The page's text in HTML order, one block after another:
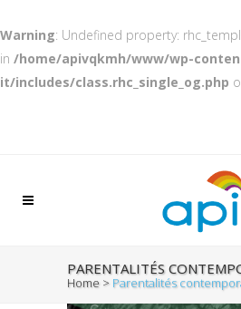
Warning: Undefined property:
in /home/apivqkmh/www/wp-
it/includes/class.rhc_single_og.php
PARENTALITÉS
Home > Parentalités